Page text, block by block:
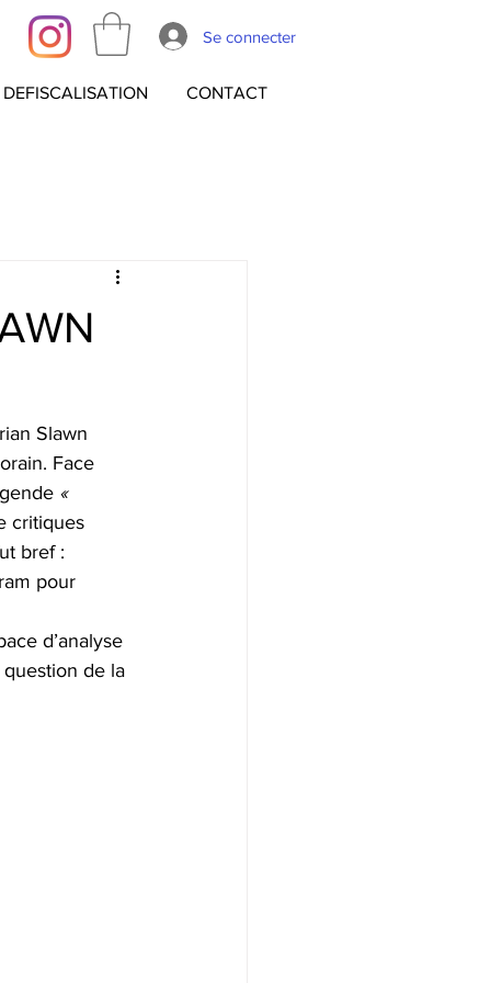
Se connecter
DEFISCALISATION CONTACT
Slawn
Face
«
critiques
bref :
pour
d’analyse
de la